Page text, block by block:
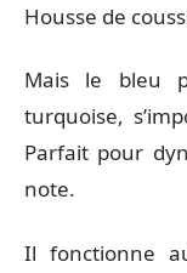
Housse de
Mais le bleu
turquoise,
Parfait pour
note.
Il fonctionne